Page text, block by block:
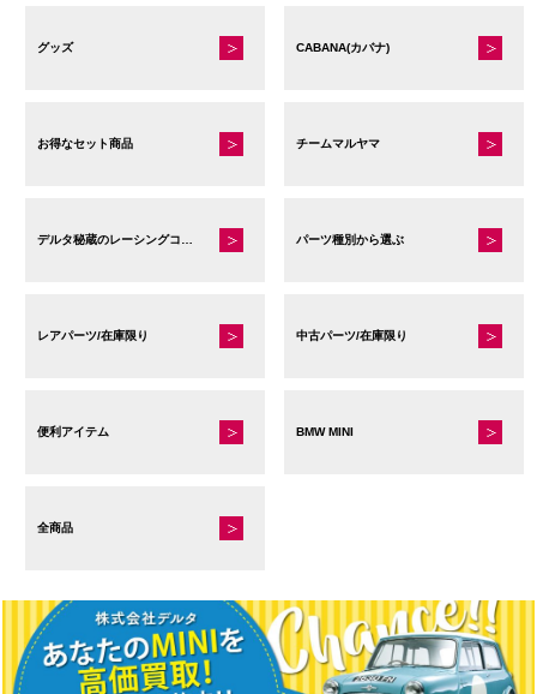
グッズ CABANA(カバナ)
お得なセット商品 チームマルヤマ
デルタ秘蔵のレーシングコレクション パーツ種別から選ぶ
レアパーツ/在庫限り 中古パーツ/在庫限り
便利アイテム BMW MINI
全商品